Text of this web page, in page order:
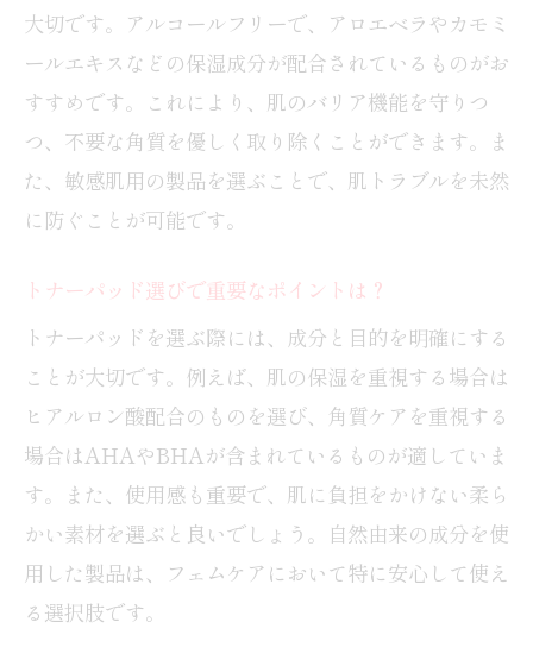
大切です。アルコールフリーで、アロエベラやカモミ
ールエキスなどの保湿成分が配合されているものがお
すすめです。これにより、肌のバリア機能を守りつ
つ、不要な角質を優しく取り除くことができます。ま
た、敏感肌用の製品を選ぶことで、肌トラブルを未然
に防ぐことが可能です。
トナーパッド選びで重要なポイントは？
トナーパッドを選ぶ際には、成分と目的を明確にする
ことが大切です。例えば、肌の保湿を重視する場合は
ヒアルロン酸配合のものを選び、角質ケアを重視する
場合はAHAやBHAが含まれているものが適していま
す。また、使用感も重要で、肌に負担をかけない柔ら
かい素材を選ぶと良いでしょう。自然由来の成分を使
用した製品は、フェムケアにおいて特に安心して使え
る選択肢です。